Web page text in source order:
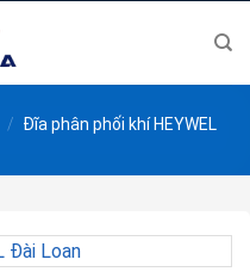
/ Đĩa phân phối khí HEYWEL